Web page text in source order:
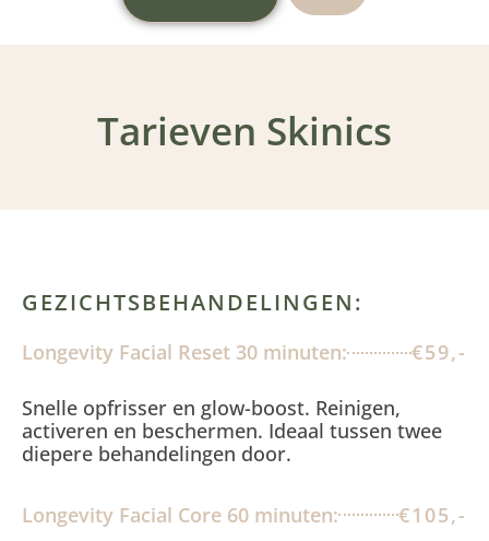
Tarieven Skinics
GEZICHTSBEHANDELINGEN:
Longevity Facial Reset 30 minuten: €59,-
Snelle opfrisser en glow-boost. Reinigen,
activeren en beschermen. Ideaal tussen twee
diepere behandelingen door.
Longevity Facial Core 60 minuten: €105,-